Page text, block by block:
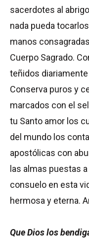
sacerdotes al
nada pueda
manos
Cuerpo Sagrado.
teñidos
Conserva puros y
marcados con el
tu Santo amor los
del mundo los
apostólicas con
las almas puestas
consuelo en esta
hermosa y eterna.
Que Dios los